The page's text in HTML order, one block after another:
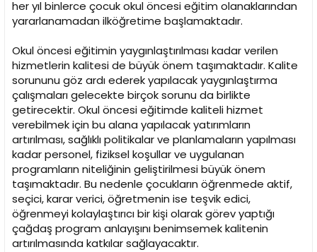
her yıl binlerce çocuk okul öncesi eğitim olanaklarından
yararlanamadan ilköğretime başlamaktadır.
Okul öncesi eğitimin yaygınlaştırılması kadar verilen
hizmetlerin kalitesi de büyük önem taşımaktadır. Kalite
sorununu göz ardı ederek yapılacak yaygınlaştırma
çalışmaları gelecekte birçok sorunu da birlikte
getirecektir. Okul öncesi eğitimde kaliteli hizmet
verebilmek için bu alana yapılacak yatırımların
artırılması, sağlıklı politikalar ve planlamaların yapılması
kadar personel, fiziksel koşullar ve uygulanan
programların niteliğinin geliştirilmesi büyük önem
taşımaktadır. Bu nedenle çocukların öğrenmede aktif,
seçici, karar verici, öğretmenin ise teşvik edici,
öğrenmeyi kolaylaştırıcı bir kişi olarak görev yaptığı
çağdaş program anlayışını benimsemek kalitenin
artırılmasında katkılar sağlayacaktır.